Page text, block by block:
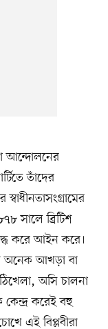
আন্দোলনের
তাঁদের
সালে ব্রিটিশ
করে আইন করে।
অনেক আখড়া বা
অসি চালনা
করেই বহু
এই বিপ্লবীরা